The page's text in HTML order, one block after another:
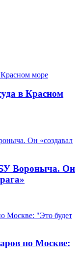
в Красном
Вороныча. Он
по Москве: